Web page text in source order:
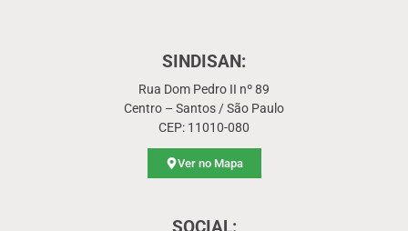
SINDISAN:
Rua Dom Pedro II nº 89
Centro – Santos / São Paulo
CEP: 11010-080
Ver no Mapa